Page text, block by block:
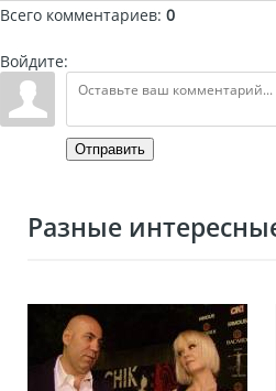
Всего комментариев: 0
Войдите:
Отправить
Разные